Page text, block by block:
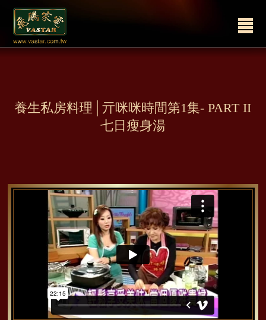
養生私房料理│亓咪咪時間第1集- PART II
七日瘦身湯